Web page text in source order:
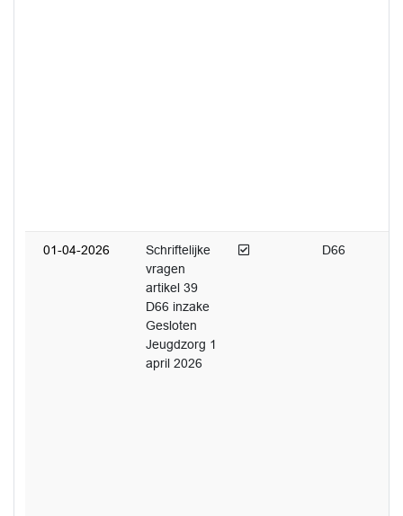
01-04-2026
Schriftelijke
vragen
artikel 39
D66 inzake
Gesloten
Jeugdzorg 1
april 2026
Afgedaan D66